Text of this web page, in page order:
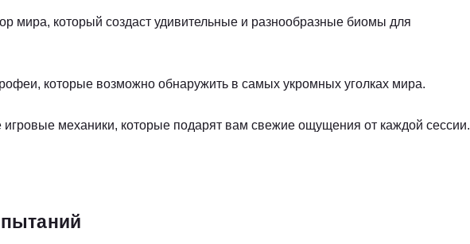
мира, который создаст удивительные и разнообразные биомы для
которые возможно обнаружить в самых укромных уголках мира.
механики, которые подарят вам свежие ощущения от каждой сессии.